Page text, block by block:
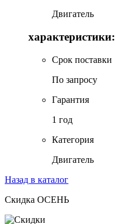
Двигатель
характеристики:
Срок поставки
По запросу
Гарантия
1 год
Категория
Двигатель
Назад в каталог
Скидка ОСЕНЬ